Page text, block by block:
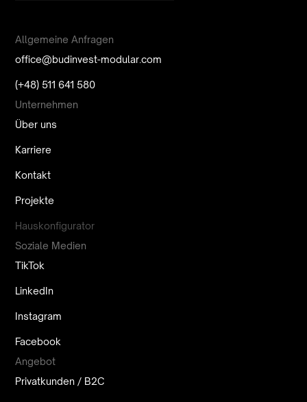
Allgemeine Anfragen
office@budinvest-modular.com
(+48) 511 641 580
Unternehmen
Über uns
Karriere
Kontakt
Projekte
Hauskonfigurator
Soziale Medien
TikTok
LinkedIn
Instagram
Facebook
Angebot
Privatkunden / B2C